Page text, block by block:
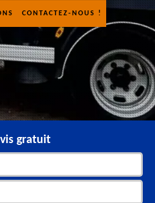
CONTACTEZ-NOUS !
gratuit